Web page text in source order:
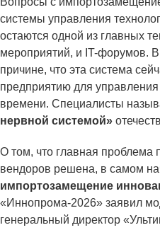
системы управления
остаются одной из главных
мероприятий, и IT-форумов.
причине, что эта система
предприятию для
времени. Специалисты
нервной системой»
О том, что главная проблема
вендоров решена, в самом
импортозамещение
«Иннопрома-2026» заявил
генеральный директор